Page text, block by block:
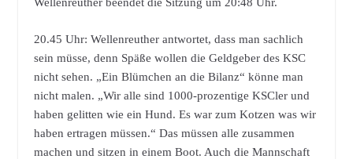
20.45 Uhr: Wellenreuther antwortet, dass man sachlich
sein müsse, denn Späße wollen die Geldgeber des KSC
nicht sehen. „Ein Blümchen an die Bilanz“ könne man
nicht malen. „Wir alle sind 1000-prozentige KSCler und
haben gelitten wie ein Hund. Es war zum Kotzen was wir
haben ertragen müssen.“ Das müssen alle zusammen
machen und sitzen in einem Boot. Auch die Mannschaft